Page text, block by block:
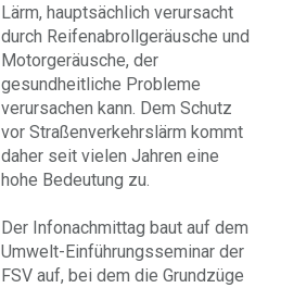
Lärm, hauptsächlich verursacht
durch Reifenabrollgeräusche und
Motorgeräusche, der
gesundheitliche Probleme
verursachen kann. Dem Schutz
vor Straßenverkehrslärm kommt
daher seit vielen Jahren eine
hohe Bedeutung zu.
Der Infonachmittag baut auf dem
Umwelt-Einführungsseminar der
FSV auf, bei dem die Grundzüge